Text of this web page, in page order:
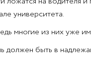
университета.
многие из них уже
быть в